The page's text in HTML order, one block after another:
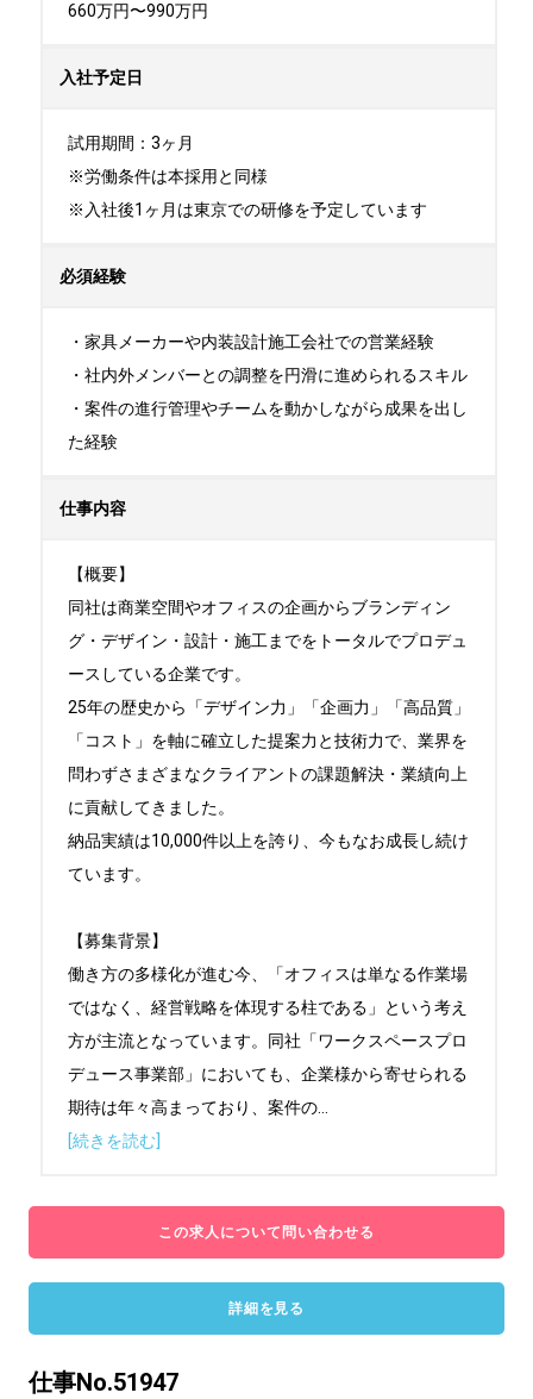
660万円〜990万円
入社予定日
試用期間：3ヶ月
※労働条件は本採用と同様
※入社後1ヶ月は東京での研修を予定しています
必須経験
・家具メーカーや内装設計施工会社での営業経験
・社内外メンバーとの調整を円滑に進められるスキル
・案件の進行管理やチームを動かしながら成果を出し
た経験
仕事内容
【概要】
同社は商業空間やオフィスの企画からブランディン
グ・デザイン・設計・施工までをトータルでプロデュ
ースしている企業です。
25年の歴史から「デザイン力」「企画力」「高品質」
「コスト」を軸に確立した提案力と技術力で、業界を
問わずさまざまなクライアントの課題解決・業績向上
に貢献してきました。
納品実績は10,000件以上を誇り、今もなお成長し続け
ています。
【募集背景】
働き方の多様化が進む今、「オフィスは単なる作業場
ではなく、経営戦略を体現する柱である」という考え
方が主流となっています。同社「ワークスペースプロ
デュース事業部」においても、企業様から寄せられる
期待は年々高まっており、案件の
[続きを読む]
この求人について問い合わせる
詳細を見る
仕事No.51947